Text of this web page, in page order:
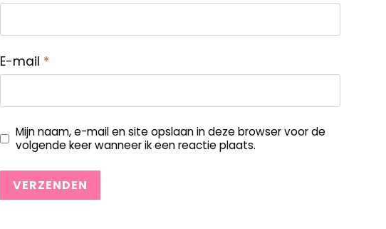
E-mail *
Mijn naam, e-mail en site opslaan in deze browser voor de
volgende keer wanneer ik een reactie plaats.